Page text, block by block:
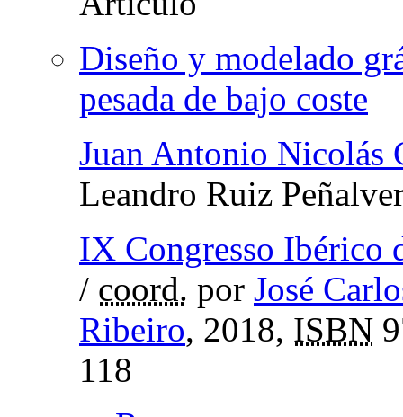
Diseño y modelado
pesada de bajo coste
Juan Antonio Nicolás
Leandro Ruiz
IX Congresso Ibérico
/ coord. por José
Ribeiro, 2018, ISBN
118